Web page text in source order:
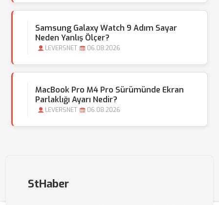
Samsung Galaxy Watch 9 Adım Sayar
Neden Yanlış Ölçer?
LEVERSNET 06.08.2026
MacBook Pro M4 Pro Sürümünde Ekran
Parlaklığı Ayarı Nedir?
LEVERSNET 06.08.2026
StHaber